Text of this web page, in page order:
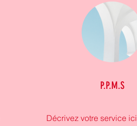
P.P.M.S
Décrivez votre service